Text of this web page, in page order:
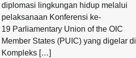
diplomasi lingkungan hidup melalui
pelaksanaan Konferensi ke-
19 Parliamentary Union of the OIC
Member States (PUIC) yang digelar di
Kompleks […]